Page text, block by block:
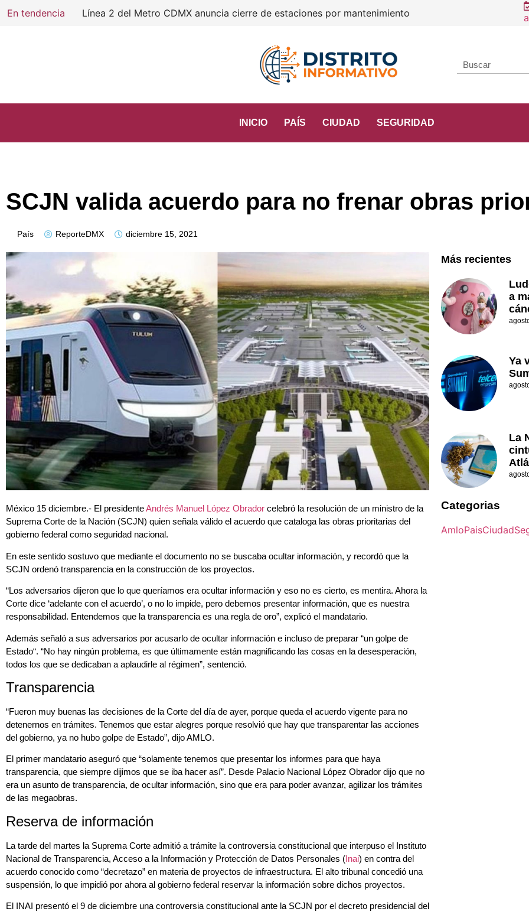
En tendencia
INICIO PAÍS CIUDAD SEGURIDAD
SCJN valida acuerdo para no frenar obras
País ReporteDMX diciembre 15, 2021
México 15 diciembre.- El presidenteAndrés Manuel López Obrador celebró la resolución de un ministro de la
Suprema Corte de la Nación (SCJN) quien señala válido el acuerdo que cataloga las obras prioritarias del
gobierno federal como seguridad nacional.
En este sentido sostuvo que mediante el documento no se buscaba ocultar información, y recordó que la
SCJN ordenó transparencia en la construcción de los proyectos.
“Los adversarios dijeron que lo que queríamos era ocultar información y eso no es cierto, es mentira. Ahora la
Corte dice ‘adelante con el acuerdo’, o no lo impide, pero debemos presentar información, que es nuestra
responsabilidad. Entendemos que la transparencia es una regla de oro”, explicó el mandatario.
Además señaló a sus adversarios por acusarlo de ocultar información e incluso de preparar “un golpe de
Estado“. “No hay ningún problema, es que últimamente están magnificando las cosas en la desesperación,
todos los que se dedicaban a aplaudirle al régimen”, sentenció.
Transparencia
“Fueron muy buenas las decisiones de la Corte del día de ayer, porque queda el acuerdo vigente para no
detenernos en trámites. Tenemos que estar alegres porque resolvió que hay que transparentar las acciones
del gobierno, ya no hubo golpe de Estado”, dijo AMLO.
El primer mandatario aseguró que “solamente tenemos que presentar los informes para que haya
transparencia, que siempre dijimos que se iba hacer así”. Desde Palacio Nacional López Obrador dijo que no
era un asunto de transparencia, de ocultar información, sino que era para poder avanzar, agilizar los trámites
de las megaobras.
Reserva de información
La tarde del martes la Suprema Corte admitió a trámite la controversia constitucional que interpuso el Instituto
Nacional de Transparencia, Acceso a la Información y Protección de Datos Personales (Inai) en contra del
acuerdo conocido como “decretazo” en materia de proyectos de infraestructura. El alto tribunal concedió una
suspensión, lo que impidió por ahora al gobierno federal reservar la información sobre dichos proyectos.
El INAI presentó el 9 de diciembre una controversia constitucional ante la SCJN por el decreto presidencial del
Más recientes
a
Ya
La
Categorias
AmloPaisCiudad